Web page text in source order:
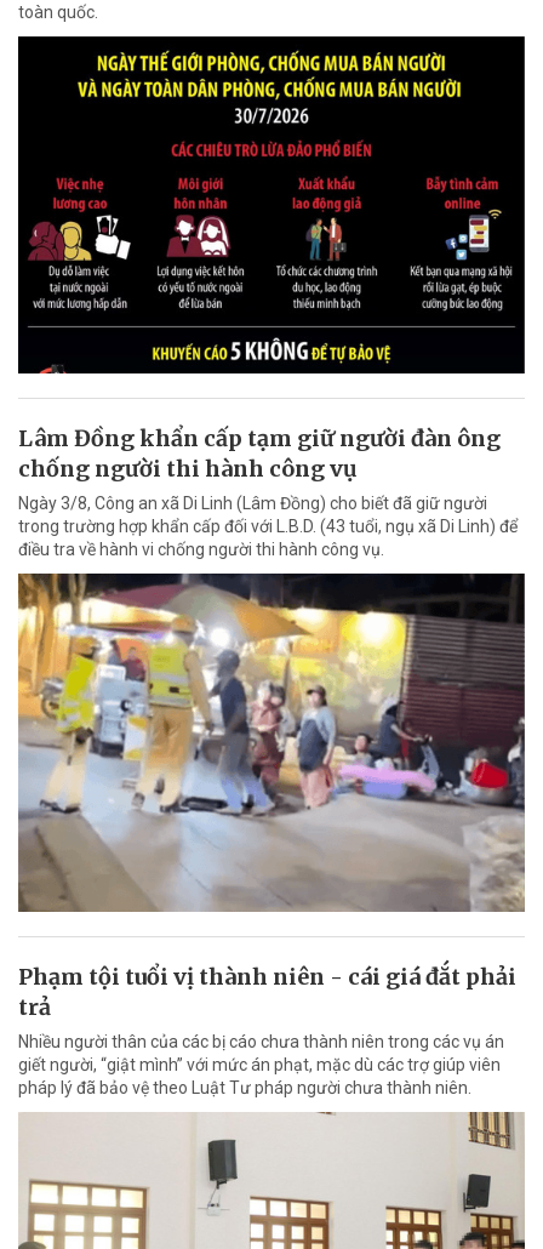
toàn quốc.
Lâm Đồng khẩn cấp tạm giữ người đàn ông
chống người thi hành công vụ
Ngày 3/8, Công an xã Di Linh (Lâm Đồng) cho biết đã giữ người
trong trường hợp khẩn cấp đối với L.B.D. (43 tuổi, ngụ xã Di Linh) để
điều tra về hành vi chống người thi hành công vụ.
Phạm tội tuổi vị thành niên - cái giá đắt phải
trả
Nhiều người thân của các bị cáo chưa thành niên trong các vụ án
giết người, “giật mình” với mức án phạt, mặc dù các trợ giúp viên
pháp lý đã bảo vệ theo Luật Tư pháp người chưa thành niên.